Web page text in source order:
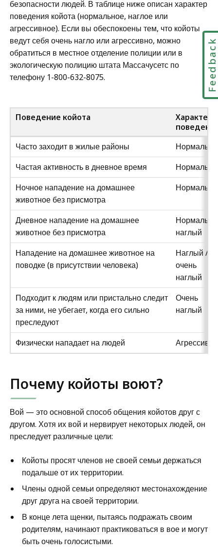
безопасности людей. В таблице ниже описан характер
поведения койота (нормальное, наглое или
агрессивное). Если вы обеспокоены тем, что койоты
ведут себя очень нагло или агрессивно, можно
обратиться в местное отделение полиции или в
экологическую полицию штата Массачусетс по
телефону 1-800-632-8075.
Поведение койота
Характер
Часто заходит в жилые районы
Частая активность в дневное время
Ночное нападение на домашнее
животное без присмотра
Дневное нападение на домашнее
животное без присмотра
наглый
Нападение на домашнее животное на
поводке (в присутствии человека)
Наглый /
очень
наглый
Подходит к людям или пристально следит
за ними, не убегает, когда его сильно
преследуют
Очень
наглый
Физически нападает на людей
Почему койоты воют?
Вой — это основной способ общения койотов друг с
другом. Хотя их вой и нервирует некоторых людей, он
преследует различные цели:
Койоты просят членов не своей семьи держаться
подальше от их территории.
Члены одной семьи определяют местонахождение
друг друга на своей территории.
В конце лета щенки, пытаясь подражать своим
родителям, начинают практиковаться в вое и могут
быть очень голосистыми.
Feedback